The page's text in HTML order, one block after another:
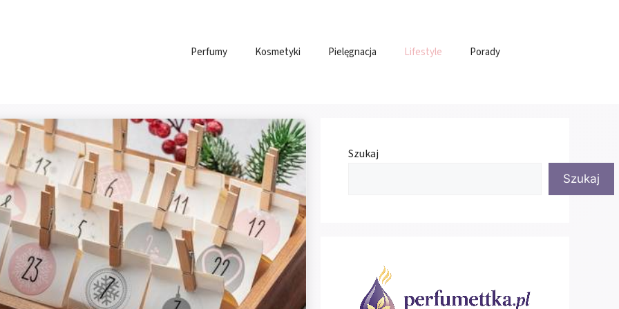
Perfumy Kosmetyki Pielęgnacja Lifestyle Porady
Szukaj
Szukaj